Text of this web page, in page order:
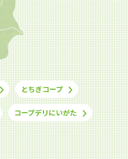
とちぎコープ
コープデリにいがた